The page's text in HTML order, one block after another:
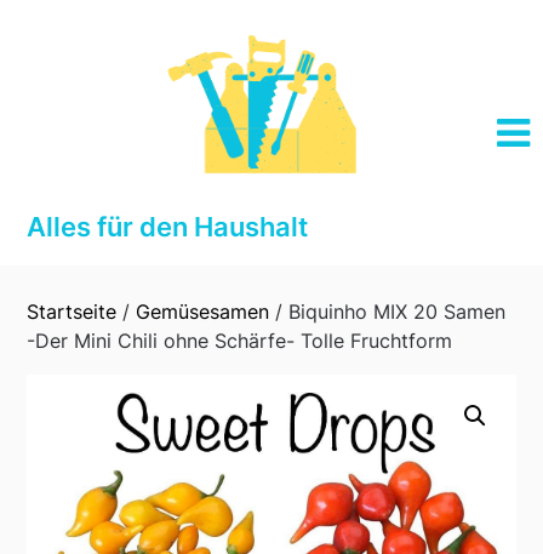
Alles für den Haushalt
Startseite / Gemüsesamen / Biquinho MIX 20 Samen
-Der Mini Chili ohne Schärfe- Tolle Fruchtform